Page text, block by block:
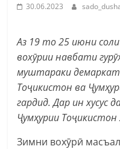
30.06.2023
Аз 19 то 25 июни
вохӯрии навбати
муштараки
Тоҷикистон ва
гардид. Дар ин хусус
Ҷумҳурии
Зимни вохӯрӣ